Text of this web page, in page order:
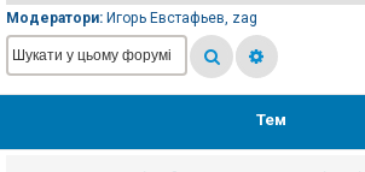
с
р
а
ц
і
Модератори: Игорь Евстафьев, zag
Тем